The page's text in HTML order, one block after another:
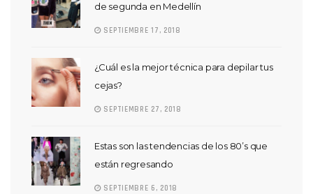
de segunda en Medellín
SEPTIEMBRE 17, 2018
¿Cuál es la mejor técnica para depilar tus
cejas?
SEPTIEMBRE 27, 2018
Estas son las tendencias de los 80’s que
están regresando
SEPTIEMBRE 6, 2018